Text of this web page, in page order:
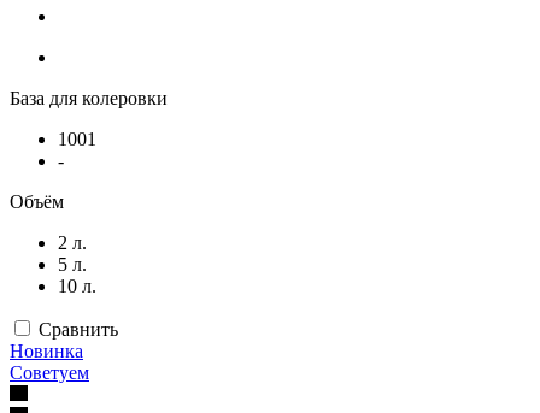
База для колеровки
1001
-
Объём
2 л.
5 л.
10 л.
Сравнить
Новинка
Советуем